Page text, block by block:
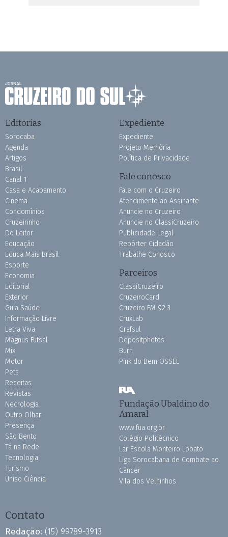
Editorias
Sorocaba
Agenda
Artigos
Brasil
Canal 1
Casa e Acabamento
Cinema
Condomínios
Cruzeirinho
Do Leitor
Educação
Educa Mais Brasil
Esporte
Economia
Editorial
Exterior
Guia Saúde
Informação Livre
Letra Viva
Magnus Futsal
Mix
Motor
Pets
Receitas
Revistas
Necrologia
Outro Olhar
Presença
São Bento
Tá na Rede
Tecnologia
Turismo
Uniso Ciência
Expediente
Expediente
Projeto Memória
Política de Privacidade
Fale conosco
Fale com o Cruzeiro
Atendimento ao Assinante
Anuncie no Cruzeiro
Anuncie no ClassiCruzeiro
Publicidade Legal
Repórter Cidadão
Trabalhe Conosco
Parceiros
ClassiCruzeiro
CruzeiroCard
Cruzeiro FM 92.3
CruxLab
Grafsul
Depositphotos
Burh
Pink do Bem OSSEL
Fundação Ubaldino do
Amaral
www.fua.org.br
Colégio Politécnico
Lar Escola Monteiro Lobato
Liga Sorocabana de Combate ao
Câncer
Vila dos Velhinhos
Contato
Redação: (15) 99789-3913